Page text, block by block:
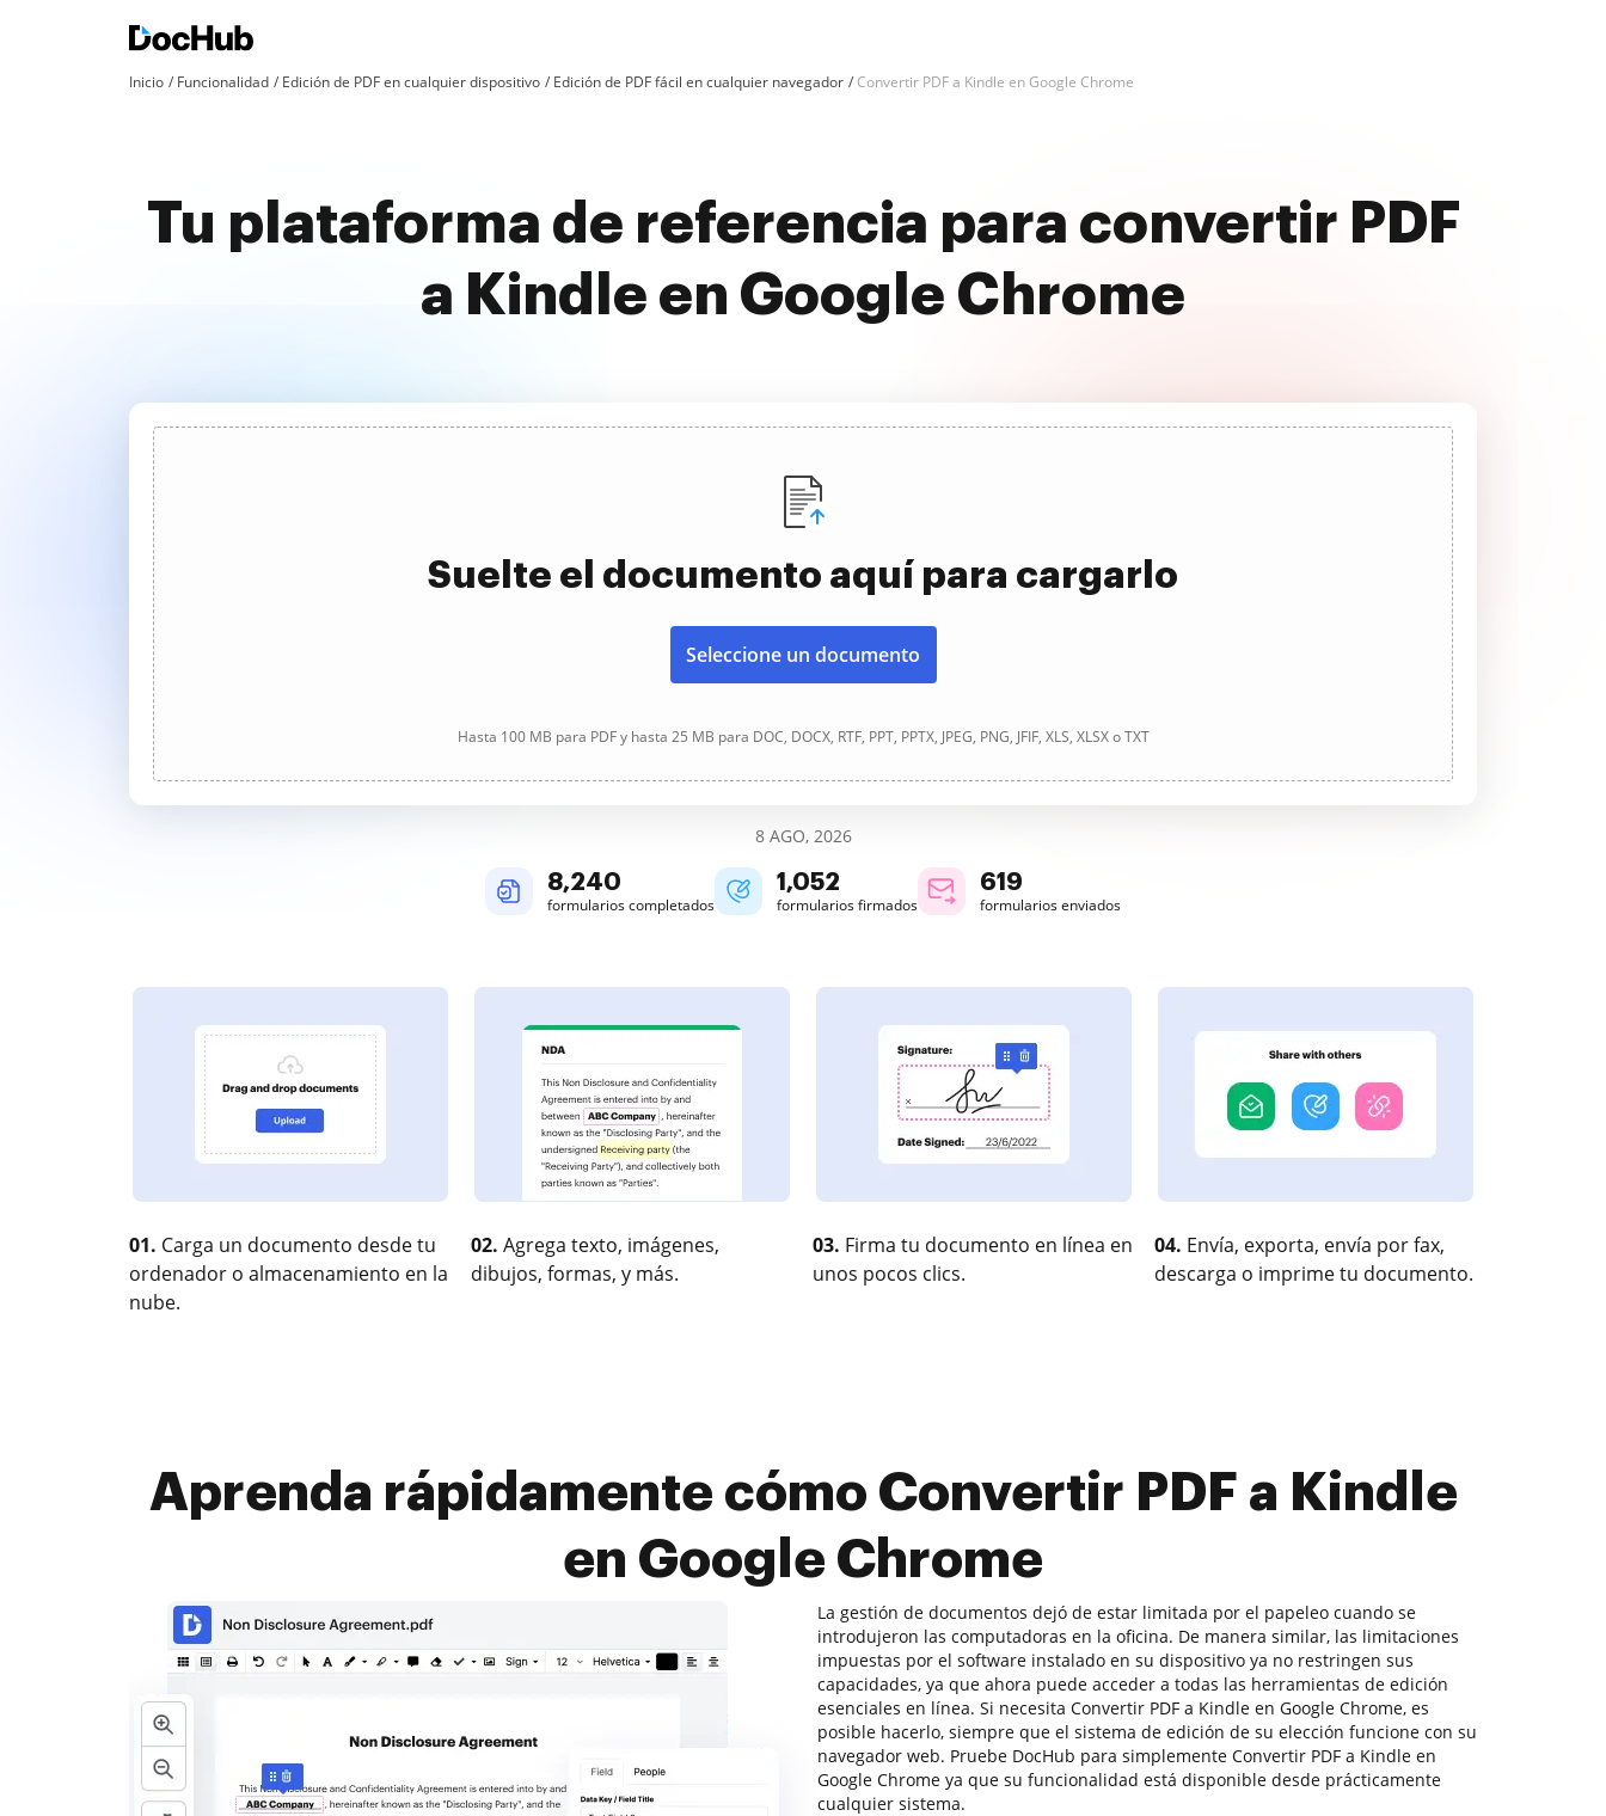
Inicio Funcionalidad Edición de PDF en cualquier dispositivo Edición de PDF fácil en cualquier navegador Convertir PDF a Kindle en Google Chrome
Tu plataforma de referencia para convertir PDF
a Kindle en Google Chrome
Suelte el documento aquí para cargarlo
Seleccione un documento
Hasta 100 MB para PDF y hasta 25 MB para DOC, DOCX, RTF, PPT, PPTX, JPEG, PNG, JFIF, XLS, XLSX o TXT
8 AGO, 2026
8,240
formularios completados
1,052
formularios firmados
619
formularios enviados
01. Carga un documento desde tu
ordenador o almacenamiento en la
nube.
02. Agrega texto, imágenes,
dibujos, formas, y más.
03. Firma tu documento en línea en
unos pocos clics.
04. Envía, exporta, envía por fax,
descarga o imprime tu documento.
Aprenda rápidamente cómo Convertir PDF a Kindle
en Google Chrome
La gestión de documentos dejó de estar limitada por el papeleo cuando se
introdujeron las computadoras en la oficina. De manera similar, las limitaciones
impuestas por el software instalado en su dispositivo ya no restringen sus
capacidades, ya que ahora puede acceder a todas las herramientas de edición
esenciales en línea. Si necesita Convertir PDF a Kindle en Google Chrome, es
posible hacerlo, siempre que el sistema de edición de su elección funcione con su
navegador web. Pruebe DocHub para simplemente Convertir PDF a Kindle en
Google Chrome ya que su funcionalidad está disponible desde prácticamente
cualquier sistema.